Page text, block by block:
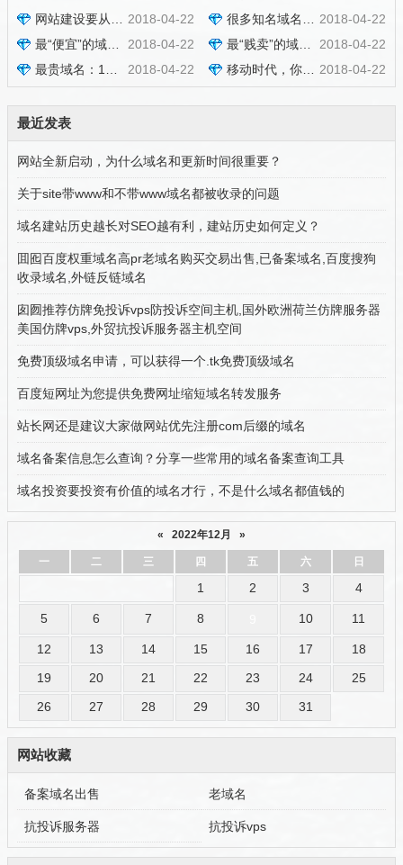
2018-04-22
网站建设要从哪几个方面来考虑seo呢？ 2018-04-22
很多知名域名的成交价格
2018-04-22
最“便宜”的域名：价值6000万的wanda.com免费得 2018-04-22
最“贱卖”的域名： weibo.com只要800万，新浪赚大发了
2018-04-22
最贵域名：1亿元只为360.com 2018-04-22
移动时代，你还需要域名吗？
最近发表
网站全新启动，为什么域名和更新时间很重要？
关于site带www和不带www域名都被收录的问题
域名建站历史越长对SEO越有利，建站历史如何定义？
囬囮百度权重域名高pr老域名购买交易出售,已备案域名,百度搜狗
收录域名,外链反链域名
囱囫推荐仿牌免投诉vps防投诉空间主机,国外欧洲荷兰仿牌服务器
美国仿牌vps,外贸抗投诉服务器主机空间
免费顶级域名申请，可以获得一个.tk免费顶级域名
百度短网址为您提供免费网址缩短域名转发服务
站长网还是建议大家做网站优先注册com后缀的域名
域名备案信息怎么查询？分享一些常用的域名备案查询工具
域名投资要投资有价值的域名才行，不是什么域名都值钱的
« 2022年12月 »
一 二 三 四 五 六 日
1 2 3 4
5 6 7 8 10 11
12 13 14 15 16 17
18
19
20 21 22 23 24
25
26
27 28 29 30 31
网站收藏
备案域名出售 老域名
抗投诉服务器 抗投诉vps